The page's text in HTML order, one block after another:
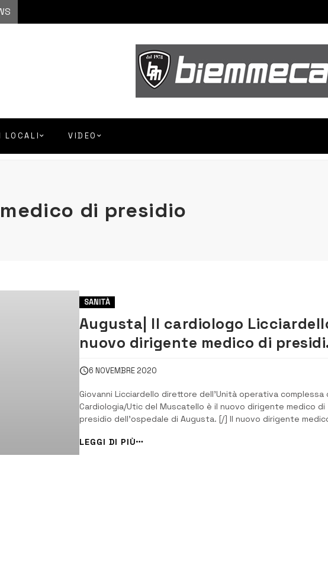
LOCALI VIDEO
di presidio
SANITÀ
Augusta| Il cardiologo
nuovo dirigente medico di
del Muscatello
6 NOVEMBRE 2020
Giovanni Licciardello direttore dell’Unità operativa complessa
Cardiologia/Utic del Muscatello è il nuovo dirigente medico di
presidio dell’ospedale di Augusta. [/] Il nuovo dirigente
Licciardello, direttore dell’Unità operativa complessa di
Cardiologia/Utic del Mu...
LEGGI DI PIÙ